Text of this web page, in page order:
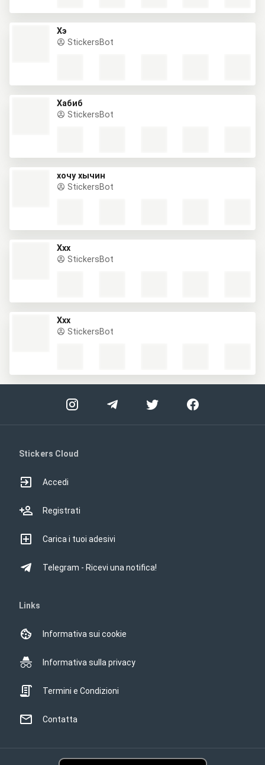
Хэ
StickersBot
Хабиб
StickersBot
хочу хычин
StickersBot
Ххх
StickersBot
Ххх
StickersBot
Stickers Cloud
Accedi
Registrati
Carica i tuoi adesivi
Telegram - Ricevi una notifica!
Links
Informativa sui cookie
Informativa sulla privacy
Termini e Condizioni
Contatta